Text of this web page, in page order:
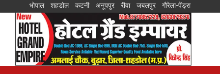
भोपाल शहडोल कटनी अनूपपुर रीवा जबलपुर गौरेला-पेंड्रा